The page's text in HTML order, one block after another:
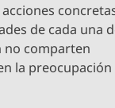
acciones
de cada una
no comparten
la preocupación